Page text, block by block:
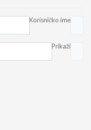
Korisničko ime
Prikaži